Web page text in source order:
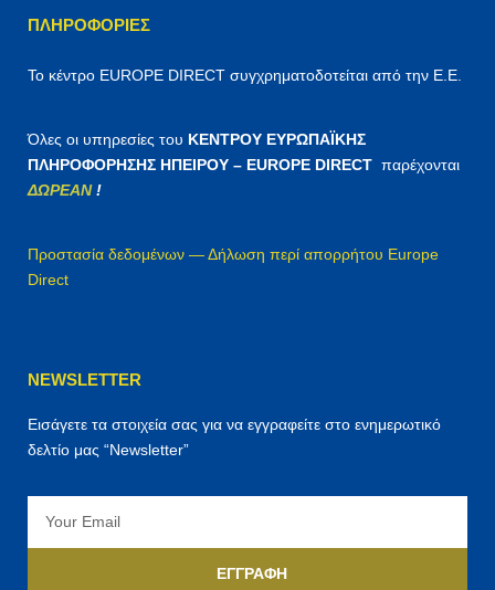
ΠΛΗΡΟΦΟΡΊΕΣ
Το κέντρο EUROPE DIRECT συγχρηματοδοτείται από την Ε.Ε.
Όλες οι υπηρεσίες του ΚΕΝΤΡΟΥ ΕΥΡΩΠΑΪΚΗΣ
ΠΛΗΡΟΦΟΡΗΣΗΣ ΗΠΕΙΡΟΥ – EUROPE DIRECT παρέχονται
ΔΩΡΕΑΝ!
Προστασία δεδομένων — Δήλωση περί απορρήτου Europe
Direct
NEWSLETTER
Εισάγετε τα στοιχεία σας για να εγγραφείτε στο ενημερωτικό
δελτίο μας “Newsletter”
ΕΓΓΡΑΦΉ